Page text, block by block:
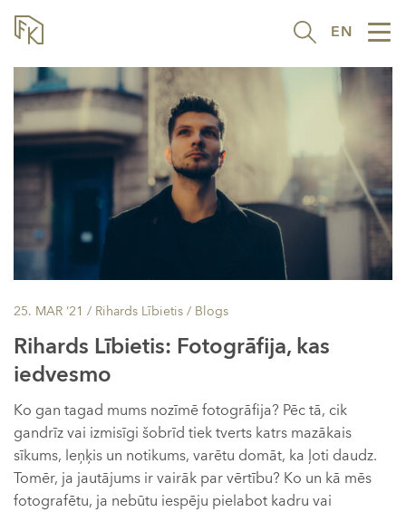
EN
25. MAR ’21 / Rihards Lībietis / Blogs
Rihards Lībietis: Fotogrāfija, kas
iedvesmo
Ko gan tagad mums nozīmē fotogrāfija? Pēc tā, cik
gandrīz vai izmisīgi šobrīd tiek tverts katrs mazākais
sīkums, leņķis un notikums, varētu domāt, ka ļoti daudz.
Tomēr, ja jautājums ir vairāk par vērtību? Ko un kā mēs
fotografētu, ja nebūtu iespēju pielabot kadru vai